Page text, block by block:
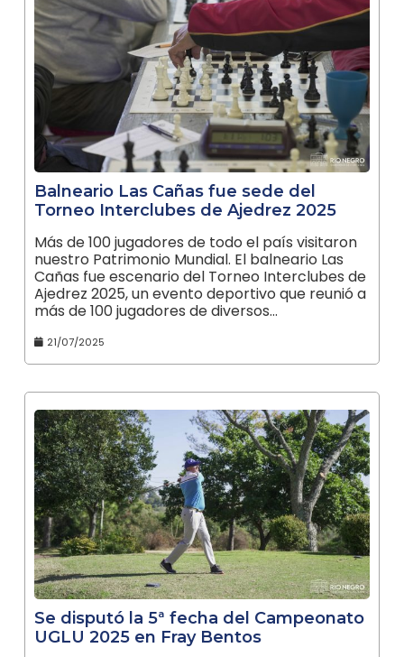
Balneario Las Cañas fue sede del
Torneo Interclubes de Ajedrez 2025
Más de 100 jugadores de todo el país visitaron
nuestro Patrimonio Mundial. El balneario Las
Cañas fue escenario del Torneo Interclubes de
Ajedrez 2025, un evento deportivo que reunió a
más de 100 jugadores de diversos…
21/07/2025
Se disputó la 5ª fecha del Campeonato
UGLU 2025 en Fray Bentos